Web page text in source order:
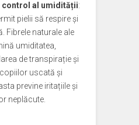
control al umidității:
pielii să respire și
Fibrele naturale ale
umiditatea,
de transpirație și
uscată și
previne iritațiile și
neplăcute.